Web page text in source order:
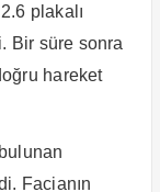
plakalı
Bir süre sonra
hareket
Facianın